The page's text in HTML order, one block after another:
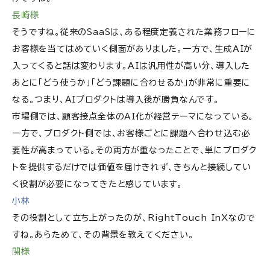
長崎様
そうですね。従来のSaaSは、ある程度定義された業務フローに
お客様を当てはめていく側面がありました。一方で、生成AIが
入ってくると話は変わります。AIは汎用性が高い分、導入した
あとに「どう使うか」「どう課題に合わせるか」が非常に重要に
なる。つまり、AIプロダクトは導入後が勝負なんです。
市場側では、顧客接点全体のAI化が経営テーマになっている。
一方で、プロダクト側では、お客様ごとに課題へ合わせ込む必
要性が高まっている。その両方が重なったことで、単にプロダク
トを提供するだけでは価値を届けきれず、きちんと接続してい
く役割が必要になってきたと感じています。
小林
その役割として立ち上がったのが、RightTouch InXなので
すね。あらためて、その背景を教えてください。
関様